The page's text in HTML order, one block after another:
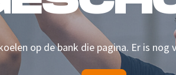
op de bank die pagina. Er is